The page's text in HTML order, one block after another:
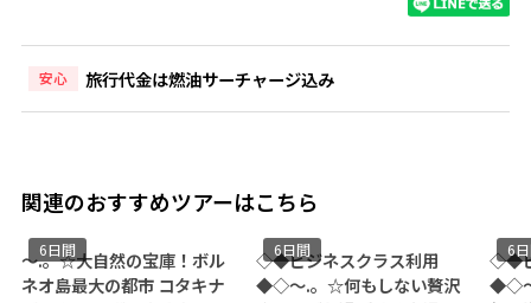
安心 旅行代金は燃油サーチャージ込み
関連のおすすめツアーはこちら
～.。☆大自然の宝庫！ボル
ネオ島最大の都市 コタキナ
6日間
◇◆ビジネスクラス利用
◆◇～.。☆何もしない贅沢
6日間
◇◆
◆◇
6